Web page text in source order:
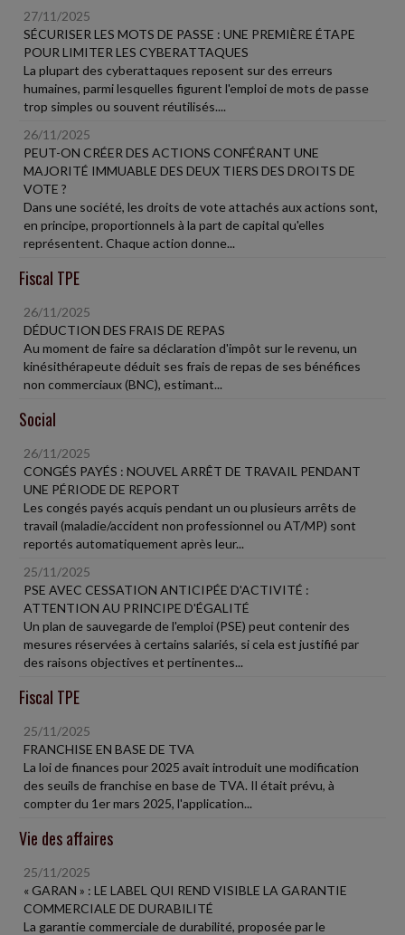
27/11/2025
SÉCURISER LES MOTS DE PASSE : UNE PREMIÈRE ÉTAPE
POUR LIMITER LES CYBERATTAQUES
La plupart des cyberattaques reposent sur des erreurs
humaines, parmi lesquelles figurent l'emploi de mots de passe
trop simples ou souvent réutilisés....
26/11/2025
PEUT-ON CRÉER DES ACTIONS CONFÉRANT UNE
MAJORITÉ IMMUABLE DES DEUX TIERS DES DROITS DE
VOTE ?
Dans une société, les droits de vote attachés aux actions sont,
en principe, proportionnels à la part de capital qu'elles
représentent. Chaque action donne...
Fiscal TPE
26/11/2025
DÉDUCTION DES FRAIS DE REPAS
Au moment de faire sa déclaration d'impôt sur le revenu, un
kinésithérapeute déduit ses frais de repas de ses bénéfices
non commerciaux (BNC), estimant...
Social
26/11/2025
CONGÉS PAYÉS : NOUVEL ARRÊT DE TRAVAIL PENDANT
UNE PÉRIODE DE REPORT
Les congés payés acquis pendant un ou plusieurs arrêts de
travail (maladie/accident non professionnel ou AT/MP) sont
reportés automatiquement après leur...
25/11/2025
PSE AVEC CESSATION ANTICIPÉE D'ACTIVITÉ :
ATTENTION AU PRINCIPE D'ÉGALITÉ
Un plan de sauvegarde de l'emploi (PSE) peut contenir des
mesures réservées à certains salariés, si cela est justifié par
des raisons objectives et pertinentes...
Fiscal TPE
25/11/2025
FRANCHISE EN BASE DE TVA
La loi de finances pour 2025 avait introduit une modification
des seuils de franchise en base de TVA. Il était prévu, à
compter du 1er mars 2025, l'application...
Vie des affaires
25/11/2025
« GARAN » : LE LABEL QUI REND VISIBLE LA GARANTIE
COMMERCIALE DE DURABILITÉ
La garantie commerciale de durabilité, proposée par le